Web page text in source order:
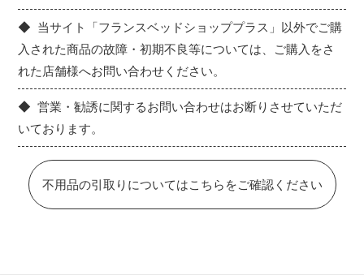
当サイト「フランスベッドショッププラス」以外でご購
入された商品の故障・初期不良等については、ご購入をさ
れた店舗様へお問い合わせください。
営業・勧誘に関するお問い合わせはお断りさせていただ
いております。
不用品の引取りについてはこちらをご確認ください